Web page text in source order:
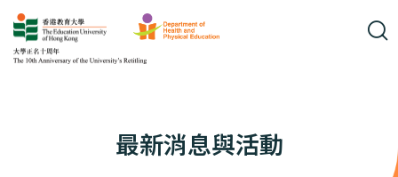
最新消息與活動